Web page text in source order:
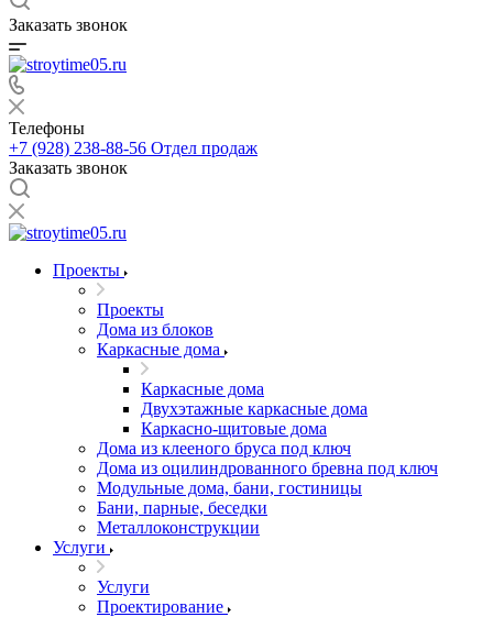
Заказать звонок
Телефоны
+7 (928) 238-88-56 Отдел продаж
Заказать звонок
Проекты
Проекты
Дома из блоков
Каркасные дома
Каркасные дома
Двухэтажные каркасные дома
Каркасно-щитовые дома
Дома из клееного бруса под ключ
Дома из оцилиндрованного бревна под ключ
Модульные дома, бани, гостиницы
Бани, парные, беседки
Металлоконструкции
Услуги
Услуги
Проектирование